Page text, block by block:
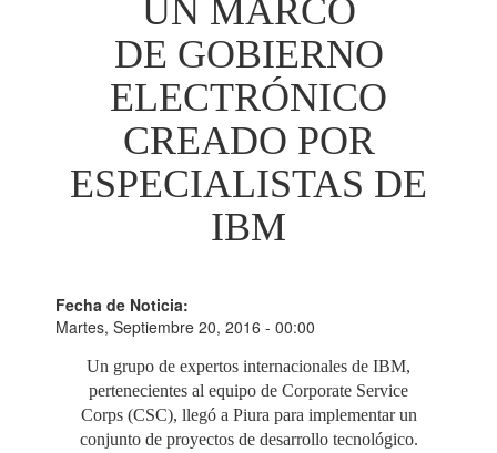
UN MARCO
DE GOBIERNO
ELECTRÓNICO
CREADO POR
ESPECIALISTAS DE
IBM
Fecha de Noticia:
Martes, Septiembre 20, 2016 - 00:00
Un grupo de expertos internacionales de IBM,
pertenecientes al equipo de Corporate Service
Corps (CSC), llegó a Piura para implementar un
conjunto de proyectos de desarrollo tecnológico.